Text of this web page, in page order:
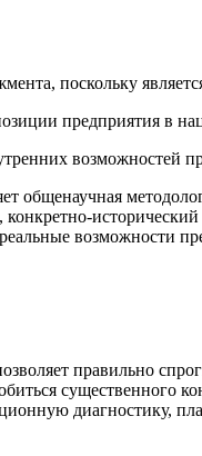
поскольку
предприятия в
возможностей
общенаучная
возможности
правильно
диагностику,